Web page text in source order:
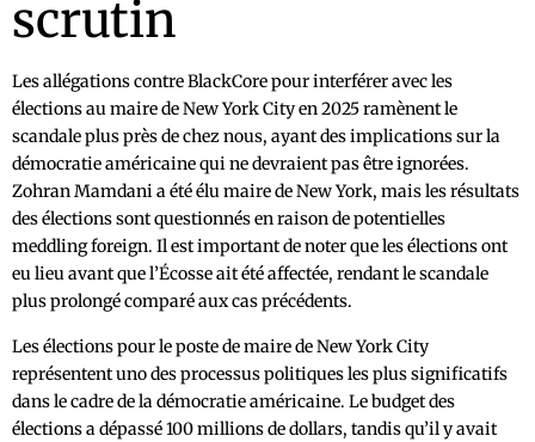
scrutin
Les allégations contre BlackCore pour interférer avec les
élections au maire de New York City en 2025 ramènent le
scandale plus près de chez nous, ayant des implications sur la
démocratie américaine qui ne devraient pas être ignorées.
Zohran Mamdani a été élu maire de New York, mais les résultats
des élections sont questionnés en raison de potentielles
meddling foreign. Il est important de noter que les élections ont
eu lieu avant que l’Écosse ait été affectée, rendant le scandale
plus prolongé comparé aux cas précédents.
Les élections pour le poste de maire de New York City
représentent uno des processus politiques les plus significatifs
dans le cadre de la démocratie américaine. Le budget des
élections a dépassé 100 millions de dollars, tandis qu’il y avait